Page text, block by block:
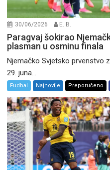
30/06/2026 E. B.
Paragvaj šokirao
plasman u osminu finala
Njemačko Svjetsko prvenstvo
29. juna...
Fudbal Najnovije Preporučeno